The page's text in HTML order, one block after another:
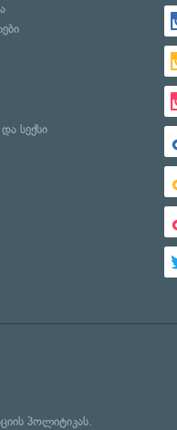
სექსი
პოლიტიკას